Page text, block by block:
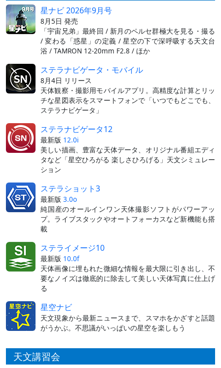
星ナビ 2026年9月号
8月5日 発売
「宇宙兄弟」最終回 / 新月のペルセ群極大を見る・撮る
/ 変わる「惑星」の定義 / 星空の下で深呼吸する天文台
浴 / TAMRON 12-20mm F2.8 / ほか
ステラナビゲータ・モバイル
8月4日 リリース
天体観察・撮影用モバイルアプリ。高精度な計算とリッ
チな星図表示をスマートフォンで「いつでもどこでも、
ステラナビゲータ」
ステラナビゲータ12
最新版 12.0i
美しい描画、豊富な天体データ、オリジナル番組エディ
タなど「星空ひろがる 楽しさひろげる」天文シミュレー
ション
ステラショット3
最新版 3.0o
純国産のオールインワン天体撮影ソフトがパワーアッ
プ。ライブスタックやオートフォーカスなど新機能も搭
載
ステライメージ10
最新版 10.0f
天体画像に埋もれた微細な情報を最大限に引き出し、不
要なノイズは徹底的に除去して美しい天体写真に仕上げ
る
星空ナビ
天文現象から最新ニュースまで、スマホをかざすと話題
がうかぶ。不思議がいっぱいの星空を楽しもう
天文講習会